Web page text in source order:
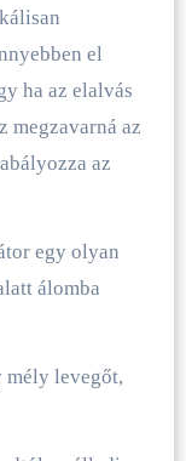
el
ha az elalvás
megzavarná az
az
egy olyan
álomba
mély levegőt,